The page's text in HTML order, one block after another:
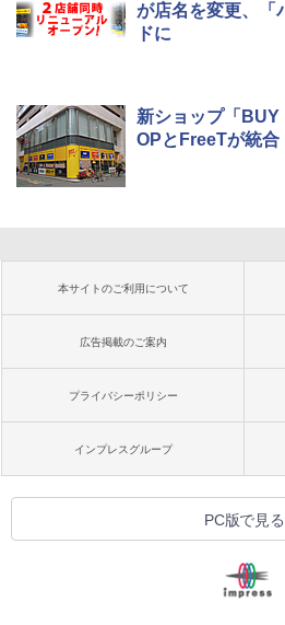
が店名を変更、「
ドに
新ショップ「BUY
OPとFreeTが統合
本サイトのご利用について
広告掲載のご案内
プライバシーポリシー
インプレスグループ
PC版で見る